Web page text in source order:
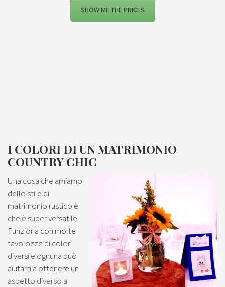
SHOW ME THE PRICES
I COLORI DI UN MATRIMONIO
COUNTRY CHIC
Una cosa che amiamo
dello stile di
matrimonio rustico è
che è super versatile.
Funziona con molte
tavolozze di colori
diversi e ognuna può
aiutarti a ottenere un
aspetto diverso a